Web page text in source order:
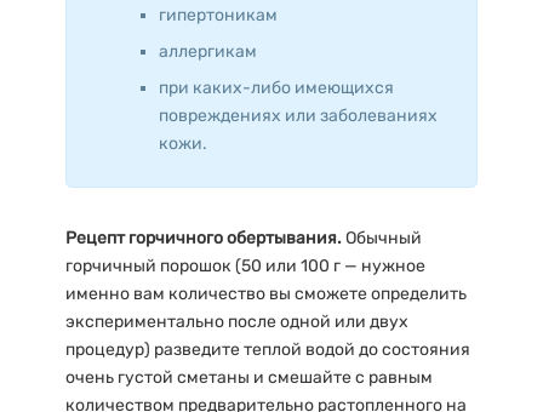
гипертоникам
аллергикам
при каких-либо имеющихся
повреждениях или заболеваниях
кожи.
Рецепт горчичного обертывания.Обычный
горчичный порошок (50 или 100 г — нужное
именно вам количество вы сможете определить
экспериментально после одной или двух
процедур) разведите теплой водой до состояния
очень густой сметаны и смешайте с равным
количеством предварительно растопленного на